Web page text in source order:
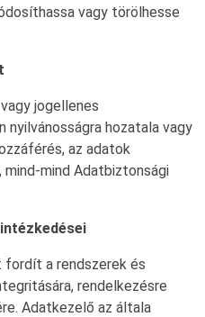
vagy törölhesse
jogellenes
nyilvánosságra hozatala vagy
az adatok
mind Adatbiztonsági
a rendszerek és
rendelkezésre
Adatkezelő az általa